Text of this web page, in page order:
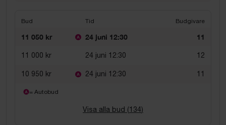
Bud Tid Budgivare
11 050 kr 24 juni 12:30 11
11 000 kr 24 juni 12:30 12
10 950 kr 24 juni 12:30 11
= Autobud
Visa alla bud (134)